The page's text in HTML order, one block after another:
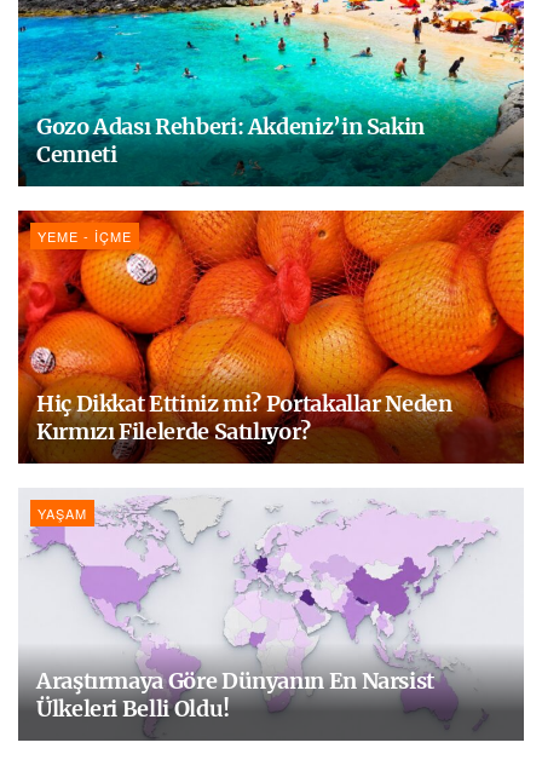
Gozo Adası Rehberi: Akdeniz’in Sakin
Cenneti
YEME - İÇME
Hiç Dikkat Ettiniz mi? Portakallar Neden
Kırmızı Filelerde Satılıyor?
YAŞAM
Araştırmaya Göre Dünyanın En Narsist
Ülkeleri Belli Oldu!